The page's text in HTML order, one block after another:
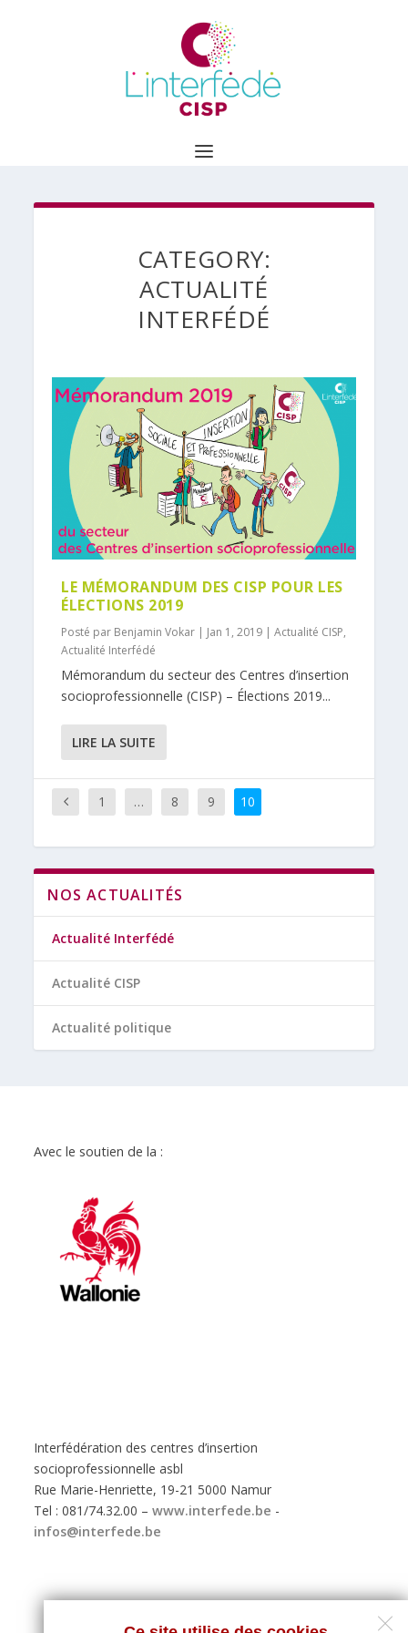
CATEGORY:
ACTUALITÉ
INTERFÉDÉ
LE MÉMORANDUM DES CISP POUR LES
ÉLECTIONS 2019
Posté par Benjamin Vokar | Jan 1, 2019 |Actualité CISP,
Actualité Interfédé
Mémorandum du secteur des Centres d’insertion
socioprofessionnelle (CISP) – Élections 2019...
LIRE LA SUITE
1 … 8 9 10
NOS ACTUALITÉS
Actualité Interfédé
Actualité CISP
Actualité politique
Avec le soutien de la :
Interfédération des centres d’insertion
socioprofessionnelle asbl
Rue Marie-Henriette, 19-21 5000 Namur
Tel : 081/74.32.00 –www.interfede.be -
infos@interfede.be